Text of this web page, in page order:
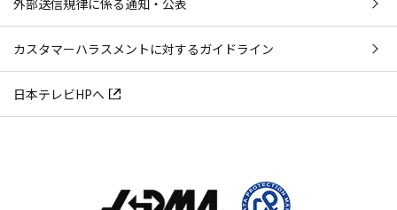
外部送信規律に係る通知・公表
カスタマーハラスメントに対するガイドライン
日本テレビHPへ